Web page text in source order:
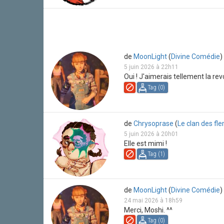
de MoonLight(Divine Comédie)
5 juin 2026 à 22h11
Oui ! J'aimerais tellement la
Tag (0)
deChrysoprase ( Le clan des
5 juin 2026 à 20h01
Elle est mimi !
Tag (1 )
de MoonLight(Divine Comédie)
24 mai 2026 à 18h59
Merci, Moshi. ^^
Tag (0)